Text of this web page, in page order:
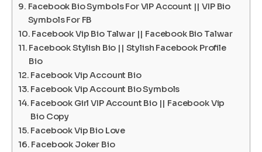
Facebook Bio Symbols For VIP Account || VIP Bio
Symbols For FB
Facebook Vip Bio Talwar || Facebook Bio Talwar
Facebook Stylish Bio || Stylish Facebook Profile
Bio
Facebook Vip Account Bio
Facebook Vip Account Bio Symbols
Facebook Girl VIP Account Bio || Facebook Vip
Bio Copy
Facebook Vip Bio Love
Facebook Joker Bio